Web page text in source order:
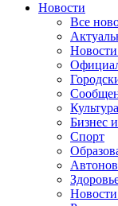
Новости
Все
Бизнес
Спорт